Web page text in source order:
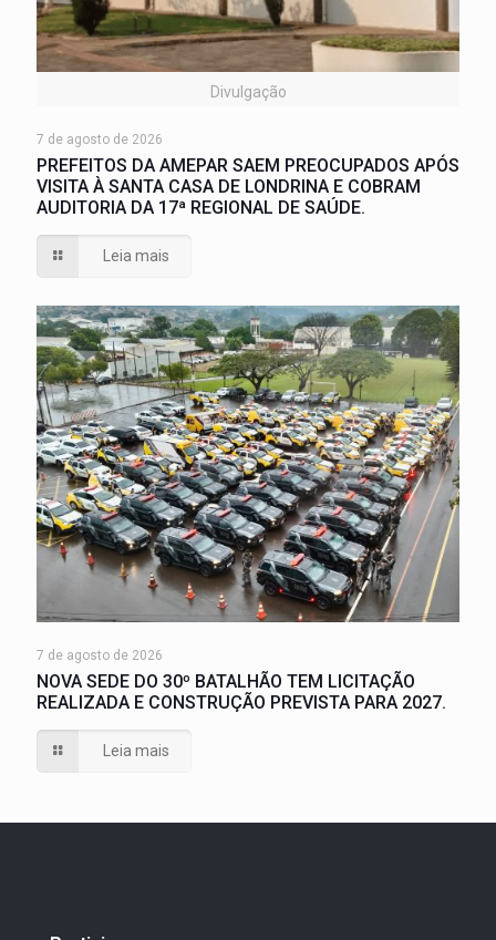
Divulgação
7 de agosto de 2026
PREFEITOS DA AMEPAR SAEM PREOCUPADOS APÓS
VISITA À SANTA CASA DE LONDRINA E COBRAM
AUDITORIA DA 17ª REGIONAL DE SAÚDE.
Leia mais
7 de agosto de 2026
NOVA SEDE DO 30º BATALHÃO TEM LICITAÇÃO
REALIZADA E CONSTRUÇÃO PREVISTA PARA 2027.
Leia mais